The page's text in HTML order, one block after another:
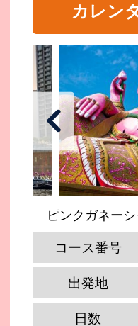
カレン
ピンクガネー
コース番号
出発地
日数